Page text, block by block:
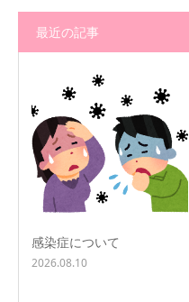
最近の記事
感染症について
2026.08.10